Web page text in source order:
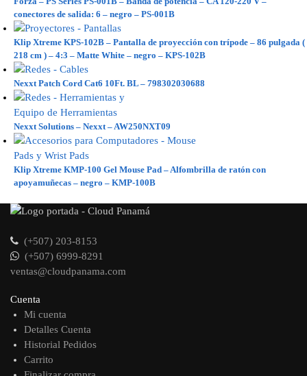
conectores de salida: 6 – negro – PS-001B
Klip Xtreme KPS-102B – Pantalla de proyección con trípode – 86 pulgada (
218 cm ) – 4:3 – Matte White – negro – KPS-102B
Nexxt Patch Cord Cat6 10Ft. BL – 798302030688
Nexxt Solutions – Nexxt – AW250NXT09
Klip Xtreme KMP-100 Gel Mouse Pad – Alfombrilla de ratón con
apoyamuñecas – negro – KMP-100B
(+507) 203-8153
(+507) 6999-8291
ventas@cloudpanama.com
Cuenta
Mi cuenta
Detalles Cuenta
Historial Pedidos
Carrito